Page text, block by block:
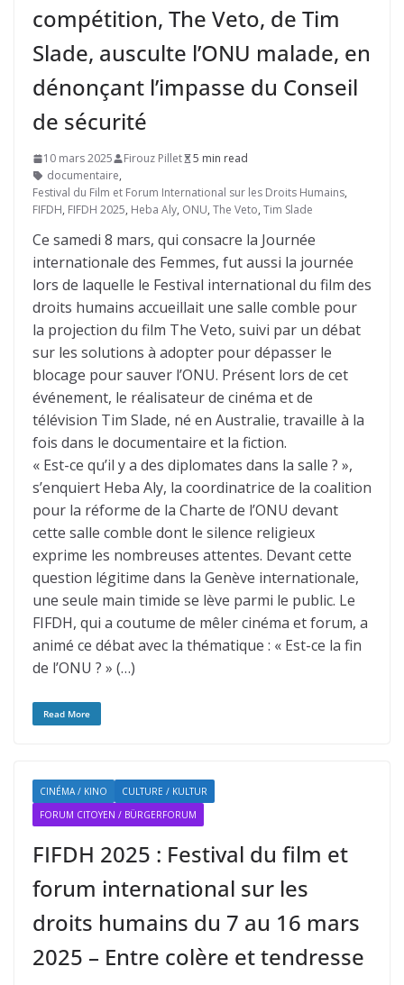
compétition, The Veto, de Tim
Slade, ausculte l’ONU malade, en
dénonçant l’impasse du Conseil
de sécurité
10 mars 2025 Firouz Pillet
5 min read
documentaire,
Festival du Film et Forum International sur les Droits Humains,
FIFDH, FIFDH 2025, Heba Aly, ONU, The Veto, Tim Slade
Ce samedi 8 mars, qui consacre la Journée
internationale des Femmes, fut aussi la journée
lors de laquelle le Festival international du film des
droits humains accueillait une salle comble pour
la projection du film The Veto, suivi par un débat
sur les solutions à adopter pour dépasser le
blocage pour sauver l’ONU. Présent lors de cet
événement, le réalisateur de cinéma et de
télévision Tim Slade, né en Australie, travaille à la
fois dans le documentaire et la fiction.
« Est-ce qu’il y a des diplomates dans la salle ? »,
s’enquiert Heba Aly, la coordinatrice de la coalition
pour la réforme de la Charte de l’ONU devant
cette salle comble dont le silence religieux
exprime les nombreuses attentes. Devant cette
question légitime dans la Genève internationale,
une seule main timide se lève parmi le public. Le
FIFDH, qui a coutume de mêler cinéma et forum, a
animé ce débat avec la thématique : « Est-ce la fin
de l’ONU ? » (…)
Read More
CINÉMA / KINO
CULTURE / KULTUR
FORUM CITOYEN / BÜRGERFORUM
FIFDH 2025 : Festival du film et
forum international sur les
droits humains du 7 au 16 mars
2025 – Entre colère et tendresse